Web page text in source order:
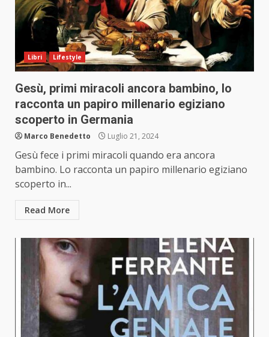
Libri Lifestyle
Gesù, primi miracoli ancora bambino, lo
racconta un papiro millenario egiziano
scoperto in Germania
Marco Benedetto Luglio 21, 2024
Gesù fece i primi miracoli quando era ancora
bambino. Lo racconta un papiro millenario egiziano
scoperto in...
Read More